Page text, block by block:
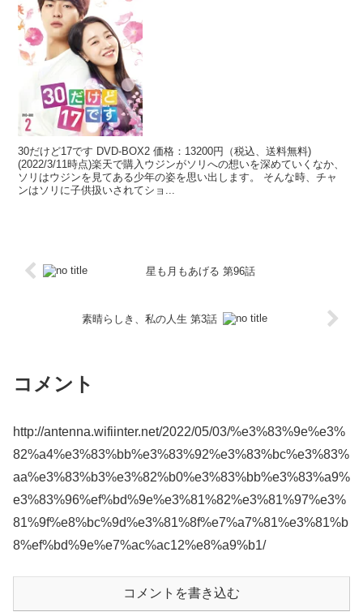
30だけど17です DVD-BOX2 価格：13200円（税込、送料無料)
(2022/3/11時点)楽天で購入ウジンがソリへの想いを深めていくなか、
ソリはウジンを見てある少年の姿を思い出します。 そんな時、チャ
ンはソリに子供扱いされてショ...
星も月もあげる 第96話
素晴らしき、私の人生 第3話
コメント
http://antenna.wifiinter.net/2022/05/03/%e3%83%9e%e3%
82%a4%e3%83%bb%e3%83%92%e3%83%bc%e3%83%
aa%e3%83%b3%e3%82%b0%e3%83%bb%e3%83%a9%
e3%83%96%ef%bd%9e%e3%81%82%e3%81%97%e3%
81%9f%e8%bc%9d%e3%81%8f%e7%a7%81%e3%81%b
8%ef%bd%9e%e7%ac%ac12%e8%a9%b1/
コメントを書き込む